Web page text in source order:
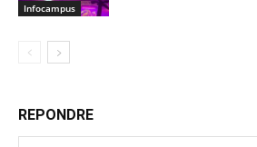
Infocampus
REPONDRE